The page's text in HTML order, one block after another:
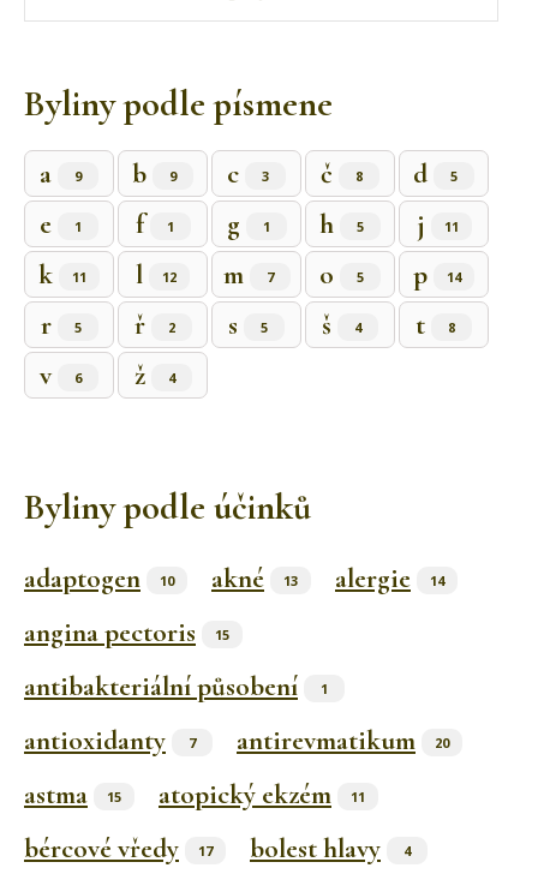
Byliny podle písmene
a 9 b 9 c 3 č 8 d 5
e 1 f 1 g 1 h 5 j 11
k 11 l 12 m 7 o 5 p 14
r 5 ř 2 s 5 š 4 t 8
v 6 ž 4
Byliny podle účinků
adaptogen 10 akné 13 alergie 14
angina pectoris 15
antibakteriální působení 1
antioxidanty 7 antirevmatikum 20
astma 15 atopický ekzém 11
bércové vředy 17 bolest hlavy 4